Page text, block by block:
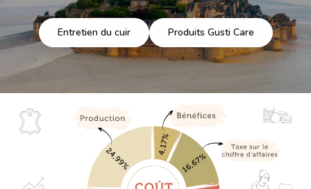
Entretien du cuir Produits Gusti Care